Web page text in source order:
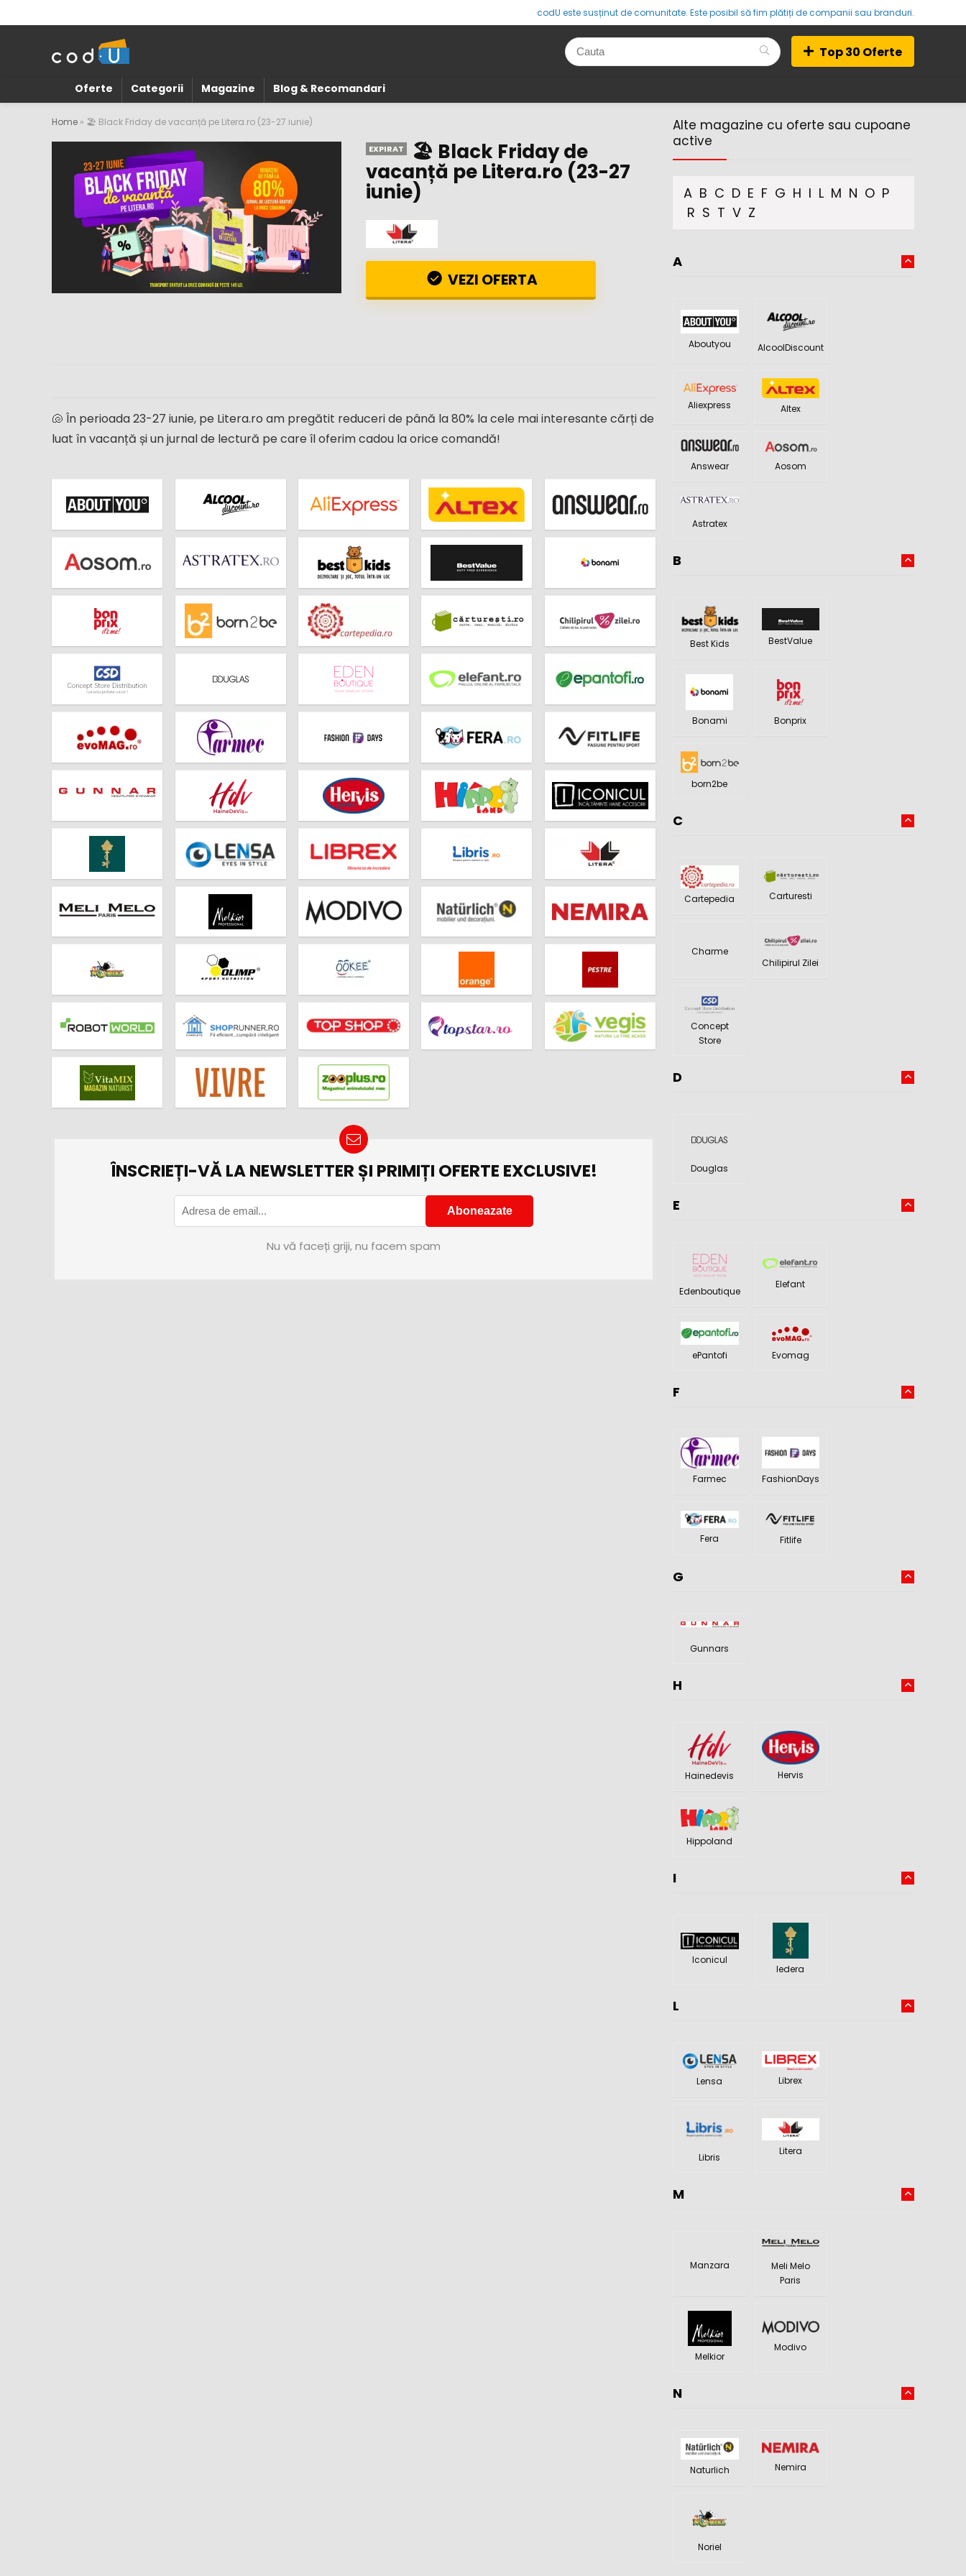
codU este susținut de comunitate. Este posibil să fim plătiți de companii sau branduri.
Top 30 Oferte
Oferte Categorii Magazine Blog & Recomandari
Home » 🏖️ Black Friday de vacanță pe Litera.ro (23-27 iunie)
EXPIRAT 🏖️ Black Friday de
vacanță pe Litera.ro (23-27
iunie)
VEZI OFERTA
🐚 În perioada 23-27 iunie, pe Litera.ro am pregătit reduceri de până la 80% la cele mai interesante cărți de
luat în vacanță și un jurnal de lectură pe care îl oferim cadou la orice comandă!
ÎNSCRIEȚI-VĂ LA NEWSLETTER ȘI PRIMIȚI OFERTE EXCLUSIVE!
Nu vă faceți griji, nu facem spam
Alte magazine cu oferte sau cupoane
active
A B C D E F G H I L M N O P
R S T V Z
A
Aboutyou AlcoolDiscount
Aliexpress Altex
Answear Aosom
Astratex
B
Best Kids BestValue
Bonami Bonprix
born2be
C
Cartepedia Carturesti
Charme
Chilipirul Zilei
Concept
Store
D
Douglas
E
Edenboutique
Elefant
ePantofi Evomag
F
Farmec FashionDays
Fera Fitlife
G
Gunnars
H
Hainedevis Hervis
Hippoland
I
Iconicul
Iedera
L
Lensa Librex
Libris
Litera
M
Manzara
Meli Melo
Paris
Melkior
Modivo
N
Naturlich Nemira
Noriel